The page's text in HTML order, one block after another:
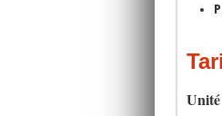
Unité